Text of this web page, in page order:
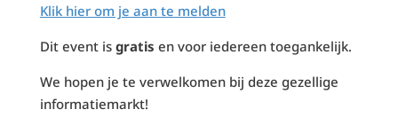
Klik hier om je aan te melden
Dit event is gratis en voor iedereen toegankelijk.
We hopen je te verwelkomen bij deze gezellige
informatiemarkt!